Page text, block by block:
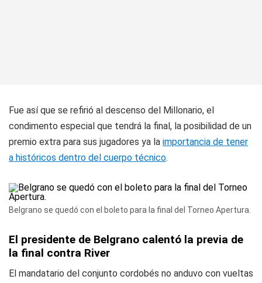
Fue así que se refirió al descenso del Millonario, el
condimento especial que tendrá la final, la posibilidad de un
premio extra para sus jugadores ya la importancia de tener
a históricos dentro del cuerpo técnico.
Belgrano se quedó con el boleto para la final del Torneo Apertura.
El presidente de Belgrano calentó la previa de
la final contra River
El mandatario del conjunto cordobés no anduvo con vueltas